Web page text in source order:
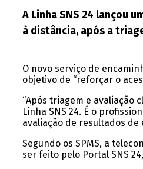
A Linha SNS 24 lançou
à distância, após a
O novo serviço de
objetivo de “reforçar o
“Após triagem e avaliação
Linha SNS 24. É o
avaliação de resultados de
Segundo os SPMS, a
ser feito pelo Portal SNS